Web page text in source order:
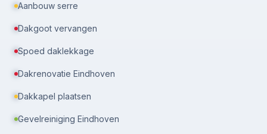
Aanbouw serre
Dakgoot vervangen
Spoed daklekkage
Dakrenovatie Eindhoven
Dakkapel plaatsen
Gevelreiniging Eindhoven